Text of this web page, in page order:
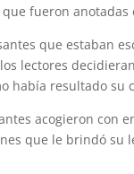
fueron anotadas
que estaban
lectores
había resultado su
acogieron con
que le brindó su